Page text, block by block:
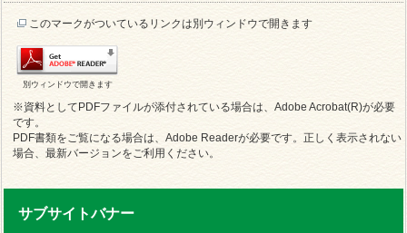
このマークがついているリンクは別ウィンドウで開きます
別ウィンドウで開きます
※資料としてPDFファイルが添付されている場合は、Adobe Acrobat(R)が必要
です。
PDF書類をご覧になる場合は、Adobe Readerが必要です。正しく表示されない
場合、最新バージョンをご利用ください。
サブサイトバナー